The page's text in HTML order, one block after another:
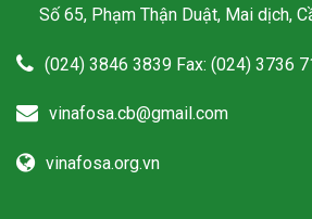
Số 65, Phạm Thận Duật, Mai dịch,
(024) 3846 3839 Fax: (024) 3736
vinafosa.cb@gmail.com
vinafosa.org.vn